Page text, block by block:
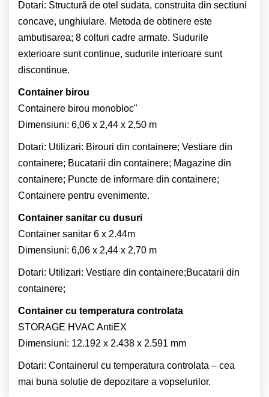
Dotari: Structură de otel sudata, construita din sectiuni
concave, unghiulare. Metoda de obtinere este
ambutisarea; 8 colturi cadre armate. Sudurile
exterioare sunt continue, sudurile interioare sunt
discontinue.
Container birou
Containere birou monobloc"
Dimensiuni: 6,06 x 2,44 x 2,50 m
Dotari: Utilizari: Birouri din containere; Vestiare din
containere; Bucatarii din containere; Magazine din
containere; Puncte de informare din containere;
Containere pentru evenimente.
Container sanitar cu dusuri
Container sanitar 6 x 2.44m
Dimensiuni: 6,06 x 2,44 x 2,70 m
Dotari: Utilizari: Vestiare din containere;Bucatarii din
containere;
Container cu temperatura controlata
STORAGE HVAC AntiEX
Dimensiuni: 12.192 x 2.438 x 2.591 mm
Dotari: Containerul cu temperatura controlata – cea
mai buna solutie de depozitare a vopselurilor.